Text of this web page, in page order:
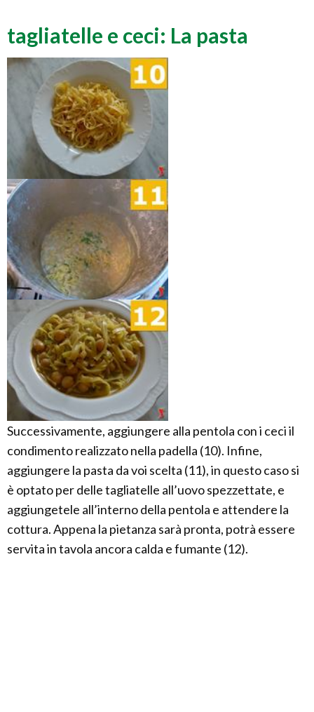
tagliatelle e ceci: La pasta
Successivamente, aggiungere alla pentola con i ceci il
condimento realizzato nella padella (10). Infine,
aggiungere la pasta da voi scelta (11), in questo caso si
è optato per delle tagliatelle all’uovo spezzettate, e
aggiungetele all’interno della pentola e attendere la
cottura. Appena la pietanza sarà pronta, potrà essere
servita in tavola ancora calda e fumante (12).